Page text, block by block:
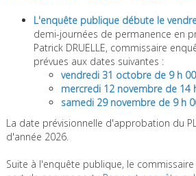
L'enquête publique débute le
demi-journées de permanence en
Patrick DRUELLE, commissaire
prévues aux dates suivantes :
vendredi 31 octobre de 9 h
mercredi 12 novembre de 14
samedi 29 novembre de 9 h
La date prévisionnelle d'approbation du
d'année 2026.
Suite à l'enquête publique, le